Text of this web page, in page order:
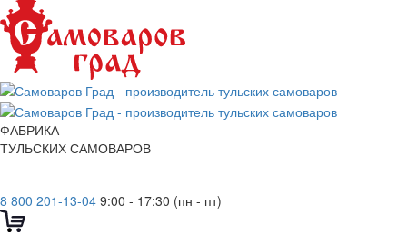
ФАБРИКА
ТУЛЬСКИХ САМОВАРОВ
8 800 201-13-04 9:00 - 17:30 (пн - пт)